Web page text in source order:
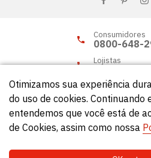
Consumidores
0800-648-
Lojistas
© Círculo 2026 - Todos os
Otimizamos sua experiência
do uso de cookies. Continuando
entendemos que você está de
de Cookies, assim como nossa